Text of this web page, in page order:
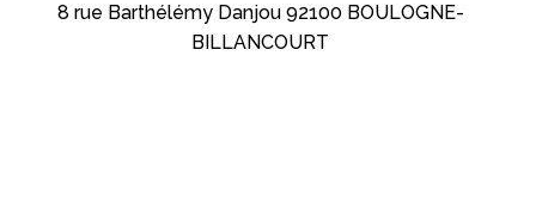
8 rue Barthélémy Danjou 92100 BOULOGNE-
BILLANCOURT